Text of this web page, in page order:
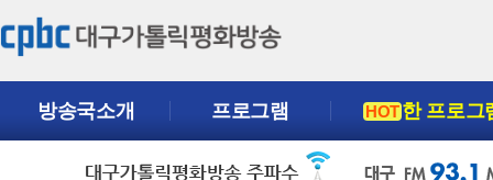
방송국소개 프로그램 HOT한 프로그